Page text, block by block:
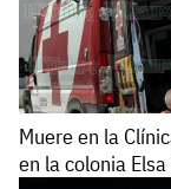
Muere en la
en la colonia